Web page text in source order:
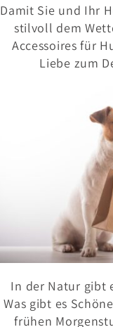
Damit Sie und Ihr
stilvoll dem
Accessoires für
Liebe zum
In der Natur gibt
Was gibt es
frühen